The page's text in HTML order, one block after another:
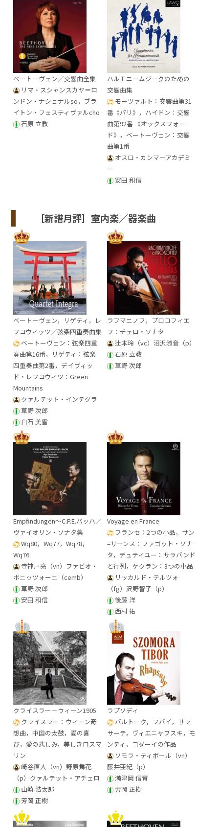
ベートーヴェン／交響曲全集
リマ・スシャンスカヤ＝ロ
ンドン・ナショナルso，ブラ
イトン・フェスティヴァルcho
石原 立教
ハルモニームジークのための
交響曲集
モーツァルト：交響曲第31
番《パリ》，ハイドン：交響
曲第92番 《オックスフォー
ド》，ベートーヴェン：交響
曲第1番
オスロ・カンマーアカデミ
ー
安田 和信
［新譜月評］室内楽／器楽曲
ベートーヴェン，リゲティ，レ
フコウィッツ／弦楽四重奏曲集
ベートーヴェン：弦楽四重
奏曲第16番，リゲティ：弦楽
四重奏曲第2番，デイヴィッ
ド・レフコウィツ：Green
Mountains
クァルテット・インテグラ
草野 次郎
白石 美雪
ラフマニノフ，プロコフィエ
フ：チェロ・ソナタ
辻本玲（vc）沼沢淑音（p）
石原 立教
草野 次郎
Empfindungen～C.P.E.バッハ／
ヴァイオリン・ソナタ集
Wq80，Wq77，Wq78，
Wq76
寺神戸亮（vn）ファビオ・
ボニッツォーニ（cemb）
草野 次郎
安田 和信
Voyage en France
フランセ：2つの小品，サン
=サーンス：ファゴット・ソナ
タ，デュティユー：サラバンド
と行列，ケクラン：3つの小品
リッカルド・テルツォ
（fg）沢野智子（p）
後藤 洋
西村 祐
クライスラー－ウィーン1905
クライスラー：ウィーン奇
想曲，中国の太鼓，愛の喜
び，愛の悲しみ，美しきロスマ
リン
崎谷直人（vn）野原舞花
（p）クァルテット・アチェロ
山崎 浩太郎
芳岡 正樹
ラプソディ
バルトーク，フバイ，サラ
サーテ，ヴィエニャフスキ，モ
ンティ，コダーイの作品
ソモラ・ティボール（vn）
藤井亜紀（p）
満津岡 信育
芳岡 正樹